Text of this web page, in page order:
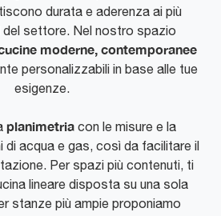
durata e aderenza ai più
del settore. Nel nostro spazio
moderne, contemporanee
personalizzabili in base alle tue
esigenze.
planimetria con le misure e la
acqua e gas, così da facilitare il
Per spazi più contenuti, ti
lineare disposta su una sola
stanze più ampie proponiamo